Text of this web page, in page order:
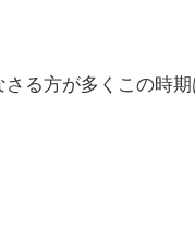
る方が多くこの時